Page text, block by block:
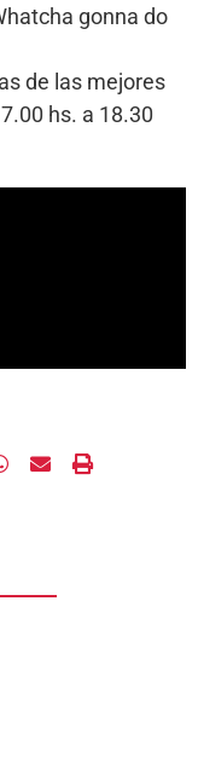
gonna do
de las mejores
hs. a 18.30